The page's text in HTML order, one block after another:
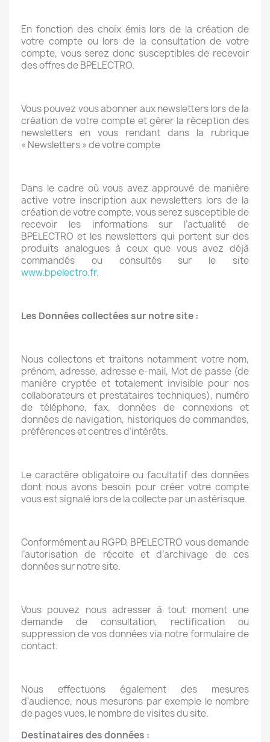
En fonction des choix émis lors de la création de
votre compte ou lors de la consultation de votre
compte, vous serez donc susceptibles de recevoir
des offres de BPELECTRO.
Vous pouvez vous abonner aux newsletters lors de la
création de votre compte et gérer la réception des
newsletters en vous rendant dans la rubrique
« Newsletters » de votre compte
Dans le cadre où vous avez approuvé de manière
active votre inscription aux newsletters lors de la
création de votre compte, vous serez susceptible de
recevoir les informations sur l’actualité de
BPELECTRO et les newsletters qui portent sur des
produits analogues à ceux que vous avez déjà
commandés ou consultés sur le site
www.bpelectro.fr.
Les Données collectées sur notre site :
Nous collectons et traitons notamment votre nom,
prénom, adresse, adresse e-mail, Mot de passe (de
manière cryptée et totalement invisible pour nos
collaborateurs et prestataires techniques), numéro
de téléphone, fax, données de connexions et
données de navigation, historiques de commandes,
préférences et centres d’intérêts.
Le caractère obligatoire ou facultatif des données
dont nous avons besoin pour créer votre compte
vous est signalé lors de la collecte par un astérisque.
Conformément au RGPD, BPELECTRO vous demande
l’autorisation de récolte et d’archivage de ces
données sur notre site.
Vous pouvez nous adresser à tout moment une
demande de consultation, rectification ou
suppression de vos données via notre formulaire de
contact.
Nous effectuons également des mesures
d’audience, nous mesurons par exemple le nombre
de pages vues, le nombre de visites du site.
Destinataires des données :